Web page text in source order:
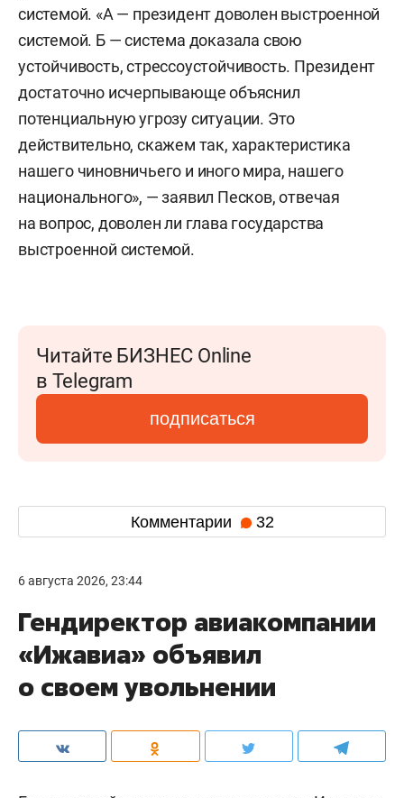
системой. «А — президент доволен выстроенной
системой. Б — система доказала свою
устойчивость, стрессоустойчивость. Президент
достаточно исчерпывающе объяснил
потенциальную угрозу ситуации. Это
действительно, скажем так, характеристика
нашего чиновничьего и иного мира, нашего
национального», — заявил Песков, отвечая
на вопрос, доволен ли глава государства
выстроенной системой.
Читайте БИЗНЕС Online
в Telegram
подписаться
Комментарии 32
6 августа 2026, 23:44
Гендиректор авиакомпании
«Ижавиа» объявил
о своем увольнении